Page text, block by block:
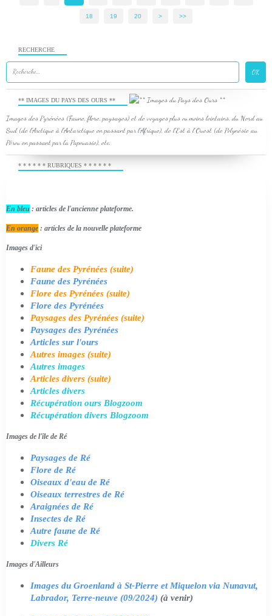
18 19 20 30
40
50
> >>
RECHERCHE
** IMAGES DU PAYS DES OURS **
Images des Pyrénées (Faune, flore, paysages) et de voyages plus ou moins lointains, du Nord au
Sud (de l'Arctique à l'Antarctique en passant par l'Afrique), de l'Est à l'Ouest (de Polynésie au
Pérou en passant par la Papouasie), etc.
* * * * * * RUBRIQUES * * * * * *
En bleu : articles de l'ancienne plateforme.
En orange : articles de la nouvelle plateforme
Images d'ici
Faune des Pyrénées (suite)
Faune des Pyrénées
Flore des Pyrénées (suite)
Flore des Pyrénées
Paysages des Pyrénées (suite)
Paysages des Pyrénées
Articles sur l'ours
Autres images (suite)
Autres images
Articles divers (suite)
Articles divers
Récupération ours Blogzoom
Récupération divers Blogzoom
Images de l'île de Ré
Paysages de Ré
Flore de Ré
Oiseaux d'eau de Ré
Oiseaux terrestres de Ré
Araignées de Ré
Insectes de Ré
Autre faune de Ré
Divers Ré
Images d'Ailleurs
Images du Groenland à St-Pierre et Miquelon via Nunavut,
Labrador, Terre-neuve (09/2024) (à venir)